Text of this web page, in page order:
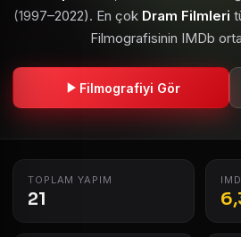
(1997–2022). En çok Dram Filmleri
Filmografisinin IMDb
Filmografiyi Gör
TOPLAM YAPIM
21